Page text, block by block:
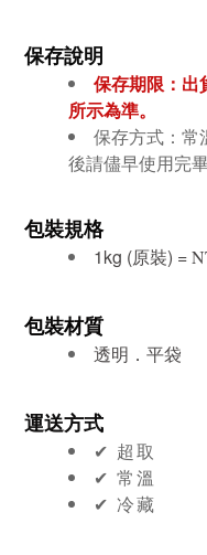
保存說明
保存期限： 出
所示為準。
保存方式：常
後請儘早使用完畢
包裝規格
1kg (原裝) =
包裝材質
透明．平袋
運送方式
✔︎ 超取
✔︎ 常溫
✔︎ 冷藏